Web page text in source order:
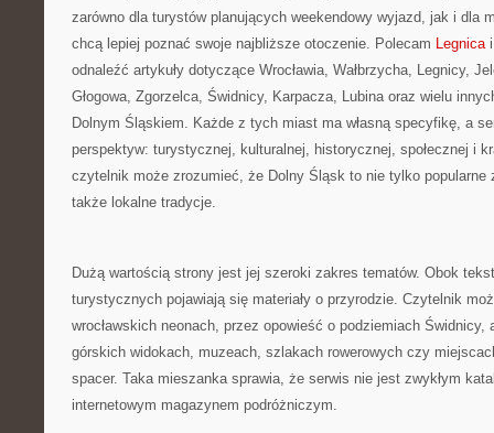
zarówno dla turystów planujących weekendowy wyjazd, jak i dla
chcą lepiej poznać swoje najbliższe otoczenie. Polecam Legnicai
odnaleźć artykuły dotyczące Wrocławia, Wałbrzycha, Legnicy,
Głogowa, Zgorzelca, Świdnicy, Karpacza, Lubina oraz wielu
Dolnym Śląskiem. Każde z tych miast ma własną specyfikę, a
perspektyw: turystycznej, kulturalnej, historycznej, społecznej i
czytelnik może zrozumieć, że Dolny Śląsk to nie tylko popularne
także lokalne tradycje.
Dużą wartością strony jest jej szeroki zakres tematów. Obok
turystycznych pojawiają się materiały o przyrodzie. Czytelnik
wrocławskich neonach, przez opowieść o podziemiach Świdnicy,
górskich widokach, muzeach, szlakach rowerowych czy
spacer. Taka mieszanka sprawia, że serwis nie jest zwykłym
internetowym magazynem podróżniczym.